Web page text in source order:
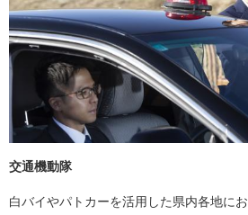
交通機動隊
白バイやパトカーを活用した県内各地に